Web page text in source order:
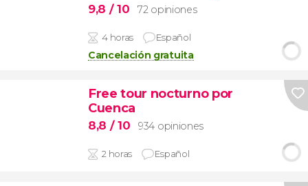
9,8 / 10 72 opiniones
4 horas Español
Cancelación gratuita
Free tour nocturno por
Cuenca
8,8 / 10 934 opiniones
2 horas Español